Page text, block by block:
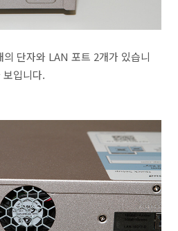
단자와 LAN 포트 2개가 있습니
입니다.